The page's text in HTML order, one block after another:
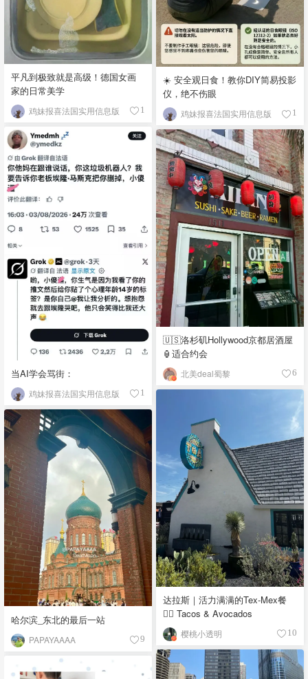
平凡到极致就是高级！德国女画
家的日常美学
鸡妹报喜法国实用信息版 1
☀️ 安全观日食！教你DIY简易投影
仪，绝不伤眼
鸡妹报喜法国实用信息版 1
当AI学会骂街：
鸡妹报喜法国实用信息版 1
🇺🇸洛杉矶Hollywood京都居酒屋
🏮适合约会
北美deal蜀黎 6
达拉斯｜活力满满的Tex-Mex餐
👉🏼 Tacos & Avocados
樱桃小透明 10
哈尔滨_东北的最后一站
PAPAYAAAA 9